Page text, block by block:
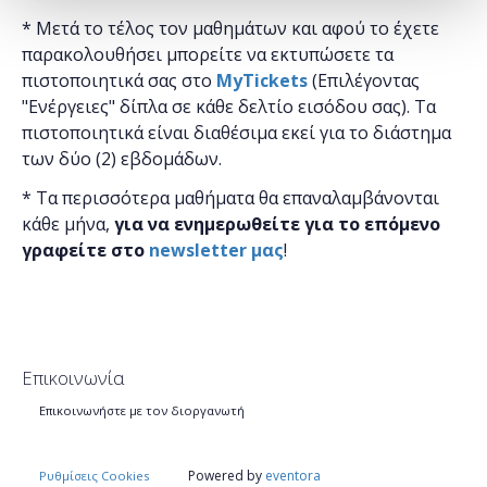
* Μετά το τέλος τον μαθημάτων και αφού το έχετε
παρακολουθήσει μπορείτε να εκτυπώσετε τα
πιστοποιητικά ​σας στο MyTickets(Επιλέγοντας
"Ενέργειες" δίπλα σε κάθε δελτίο εισόδου σας). Τα
πιστοποιητικά είναι διαθέσιμα εκεί για το διάστημα
των δύο (2) εβδομάδων.
* Τα περισσότερα μαθήματα θα επαναλαμβάνονται
κάθε μήνα, για να ενημερωθείτε για το επόμενο
γραφείτε στο newsletter μας!
Επικοινωνία
Επικοινωνήστε με τον διοργανωτή
Powered by eventora
Ρυθμίσεις Cookies